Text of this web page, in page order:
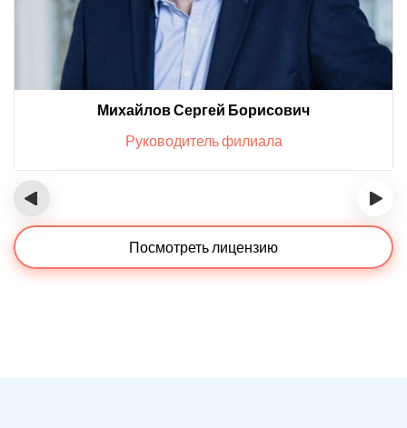
Михайлов Сергей Борисович
Руководитель филиала
‹ ›
Посмотреть лицензию